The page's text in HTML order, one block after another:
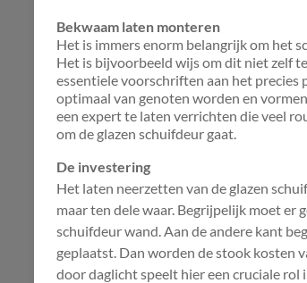
Bekwaam laten monteren
Het is immers enorm belangrijk om het
Het is bijvoorbeeld wijs om dit niet zelf
essentiele voorschriften aan het precies
optimaal van genoten worden en
een expert te laten verrichten die veel
om de glazen schuifdeur gaat.
De investering
Het laten neerzetten van de glazen
maar ten dele waar. Begrijpelijk moet er
schuifdeur wand. Aan de andere kant
geplaatst. Dan worden de stook kosten
door daglicht speelt hier een cruciale rol